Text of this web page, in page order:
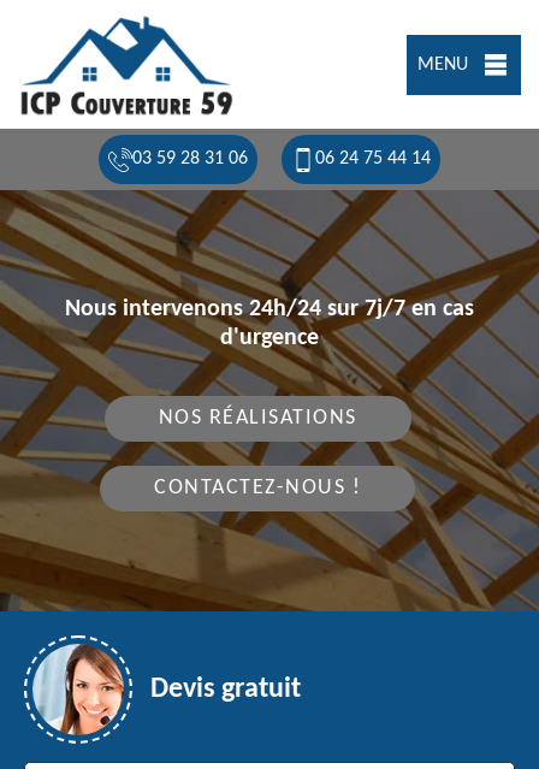
MENU
03 59 28 31 06 06 24 75 44 14
Nous intervenons 24h/24 sur 7j/7 en cas
d'urgence
NOS RÉALISATIONS
CONTACTEZ-NOUS !
Devis gratuit